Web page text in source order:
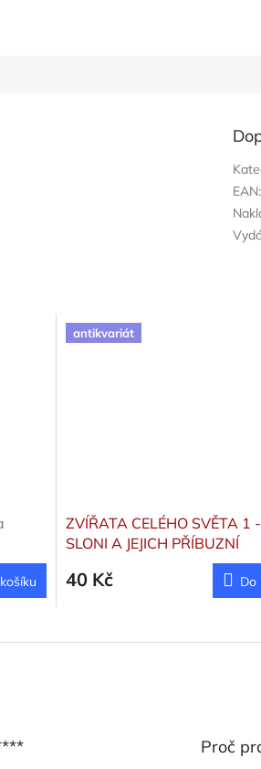
EAN:
antikvariát
ZVÍŘATA CELÉHO SVĚTA 1 -
SLONI A JEJICH PŘÍBUZNÍ
40 Kč Do
Proč